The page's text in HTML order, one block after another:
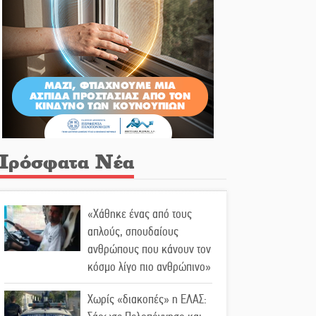
Νέα
«Χάθηκε ένας από τους
απλούς, σπουδαίους
ανθρώπους που κάνουν τον
κόσμο λίγο πιο ανθρώπινο»
Χωρίς «διακοπές» η ΕΛΑΣ: